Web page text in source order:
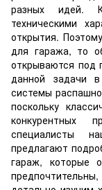
разных идей.
техническими
открытия.
для гаража, то
открываются под
данной задачи
системы
поскольку
конкурентных
специалисты
предлагают
гараж, которые